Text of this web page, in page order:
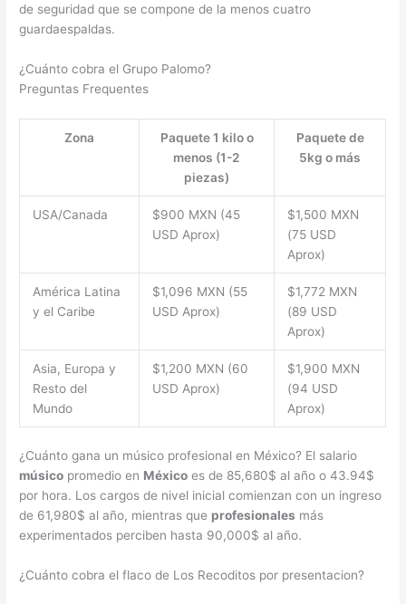
de seguridad que se compone de la menos cuatro
guardaespaldas.
¿Cuánto cobra el Grupo Palomo?
Preguntas Frequentes
Zona
Paquete 1 kilo o
menos (1-2
piezas)
Paquete de
5kg o más
USA/Canada
$900 MXN (45
USD Aprox)
$1,500 MXN
(75 USD
Aprox)
América Latina
y el Caribe
$1,096 MXN (55
USD Aprox)
$1,772 MXN
(89 USD
Aprox)
Asia, Europa y
Resto del
Mundo
$1,200 MXN (60
USD Aprox)
$1,900 MXN
(94 USD
Aprox)
¿Cuánto gana un músico profesional en México? El salario
músico promedio en México es de 85,680$ al año o 43.94$
por hora. Los cargos de nivel inicial comienzan con un ingreso
de 61,980$ al año, mientras que profesionales más
experimentados perciben hasta 90,000$ al año.
¿Cuánto cobra el flaco de Los Recoditos por presentacion?